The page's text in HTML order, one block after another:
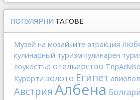
ПОПУЛЯРНИ ТАГОВЕ
Музей на мозайките атракция
кулинарный туризм кулинарен
лоукостър отельерство
Курорти золото Египет
Австрия Албена